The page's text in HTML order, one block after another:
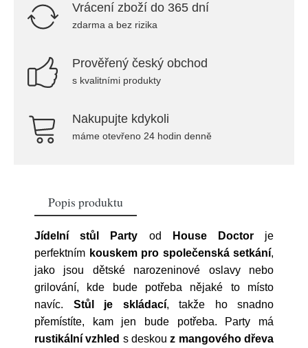
Vrácení zboží do 365 dní
zdarma a bez rizika
Prověřený český obchod
s kvalitními produkty
Nakupujte kdykoli
máme otevřeno 24 hodin denně
Popis produktu
Jídelní stůl Party od House Doctorje
perfektním kouskem pro společenská setkání,
jako jsou dětské narozeninové oslavy nebo
grilování, kde bude potřeba nějaké to místo
navíc. Stůl je skládací, takže ho snadno
přemístíte, kam jen bude potřeba. Party má
rustikální vzhled s deskouz mangového dřeva